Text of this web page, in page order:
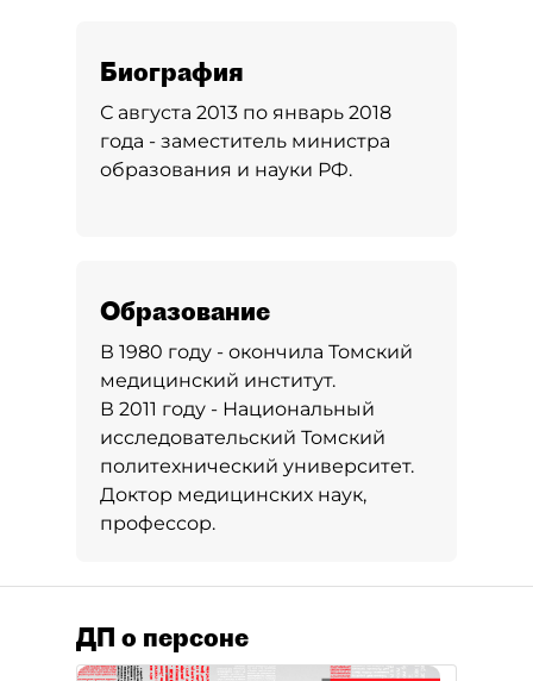
Биография
С августа 2013 по январь 2018
года - заместитель министра
образования и науки РФ.
Образование
В 1980 году - окончила Томский
медицинский институт.
В 2011 году - Национальный
исследовательский Томский
политехнический университет.
Доктор медицинских наук,
профессор.
ДП о персоне